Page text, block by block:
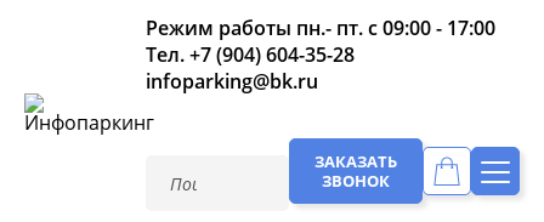
Режим работы пн.- пт. с 09:00 - 17:00
Тел.+7 (904) 604-35-28
infoparking@bk.ru
ЗАКАЗАТЬ
ЗВОНОК